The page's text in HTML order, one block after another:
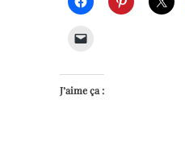
J’aime ça :